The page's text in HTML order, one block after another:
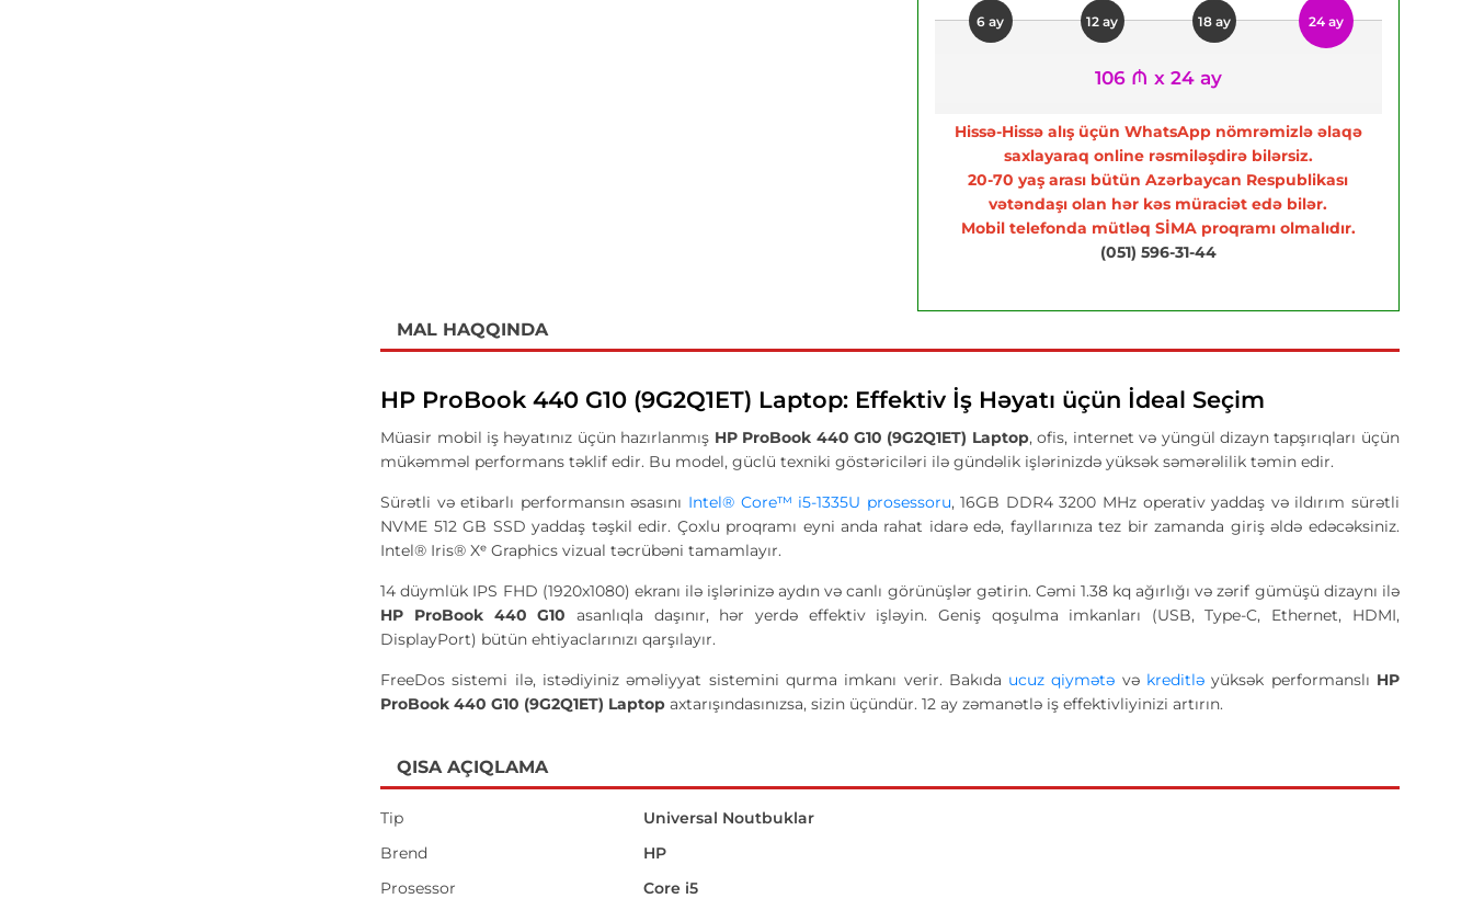
6 ay 12 ay 18 ay 24 ay
106 ₼ x 24 ay
Hissə-Hissə alış üçün WhatsApp nömrəmizlə əlaqə
saxlayaraq online rəsmiləşdirə bilərsiz.
20-70 yaş arası bütün Azərbaycan Respublikası
vətəndaşı olan hər kəs müraciət edə bilər.
Mobil telefonda mütləq SİMA proqramı olmalıdır.
(051) 596-31-44
MAL HAQQINDA
HP ProBook 440 G10 (9G2Q1ET) Laptop: Effektiv İş Həyatı üçün İdeal Seçim
Müasir mobil iş həyatınız üçün hazırlanmış HP ProBook 440 G10 (9G2Q1ET) Laptop, ofis, internet və yüngül dizayn tapşırıqları üçün
mükəmməl performans təklif edir. Bu model, güclü texniki göstəriciləri ilə gündəlik işlərinizdə yüksək səmərəlilik təmin edir.
Sürətli və etibarlı performansın əsasını Intel® Core™ i5-1335U prosessoru, 16GB DDR4 3200 MHz operativ yaddaş və ildırım sürətli
NVME 512 GB SSD yaddaş təşkil edir. Çoxlu proqramı eyni anda rahat idarə edə, fayllarınıza tez bir zamanda giriş əldə edəcəksiniz.
Intel® Iris® Xᵉ Graphics vizual təcrübəni tamamlayır.
14 düymlük IPS FHD (1920x1080) ekranı ilə işlərinizə aydın və canlı görünüşlər gətirin. Cəmi 1.38 kq ağırlığı və zərif gümüşü dizaynı ilə
HP ProBook 440 G10 asanlıqla daşınır, hər yerdə effektiv işləyin. Geniş qoşulma imkanları (USB, Type-C, Ethernet, HDMI,
DisplayPort) bütün ehtiyaclarınızı qarşılayır.
FreeDos sistemi ilə, istədiyiniz əməliyyat sistemini qurma imkanı verir. Bakıda ucuz qiymətə və kreditləyüksək performanslı HP
ProBook 440 G10 (9G2Q1ET) Laptop axtarışındasınızsa, sizin üçündür. 12 ay zəmanətlə iş effektivliyinizi artırın.
QISA AÇIQLAMA
Tip
Universal Noutbuklar
Brend
HP
Prosessor
Core i5